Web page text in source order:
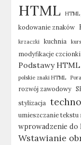
HTML
kodowanie znaków
krzaczki kuchnia
modyfikacje czcionki
Podstawy HTML
polskie znaki HTML
rozwój zawodowy
stylizacja
umieszczanie tekstu
wprowadzenie do
Wstawianie